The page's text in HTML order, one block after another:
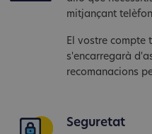
mitjançant
El vostre compte
s'encarregarà
recomanacions
Seguretat